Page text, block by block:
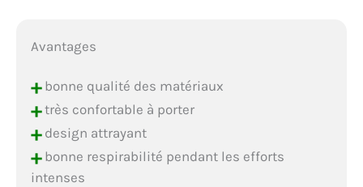
Avantages
+bonne qualité des matériaux
+très confortable à porter
+design attrayant
+bonne respirabilité pendant les efforts
intenses